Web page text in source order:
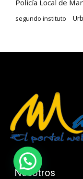
Policía Local de
segundo instituto
Nosotros